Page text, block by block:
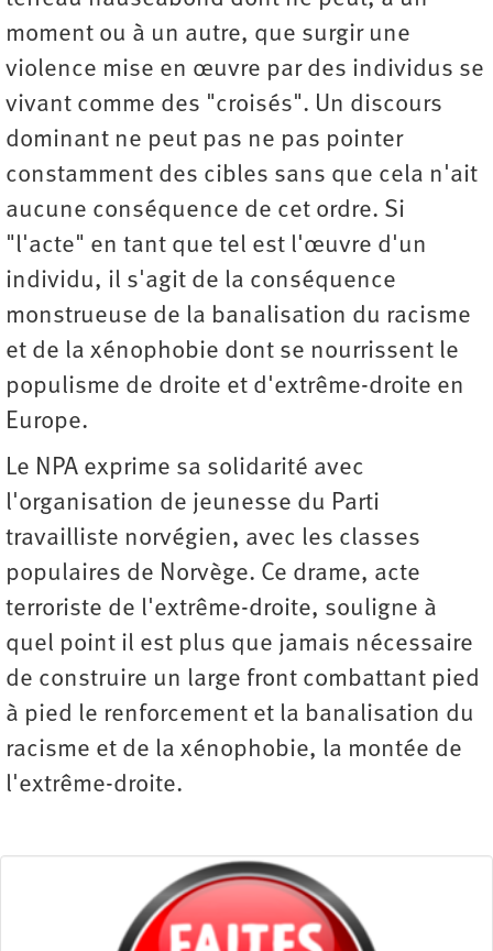
moment ou à un autre, que surgir une
violence mise en œuvre par des individus se
vivant comme des "croisés". Un discours
dominant ne peut pas ne pas pointer
constamment des cibles sans que cela n'ait
aucune conséquence de cet ordre. Si
"l'acte" en tant que tel est l'œuvre d'un
individu, il s'agit de la conséquence
monstrueuse de la banalisation du racisme
et de la xénophobie dont se nourrissent le
populisme de droite et d'extrême-droite en
Europe.
Le NPA exprime sa solidarité avec
l'organisation de jeunesse du Parti
travailliste norvégien, avec les classes
populaires de Norvège. Ce drame, acte
terroriste de l'extrême-droite, souligne à
quel point il est plus que jamais nécessaire
de construire un large front combattant pied
à pied le renforcement et la banalisation du
racisme et de la xénophobie, la montée de
l'extrême-droite.